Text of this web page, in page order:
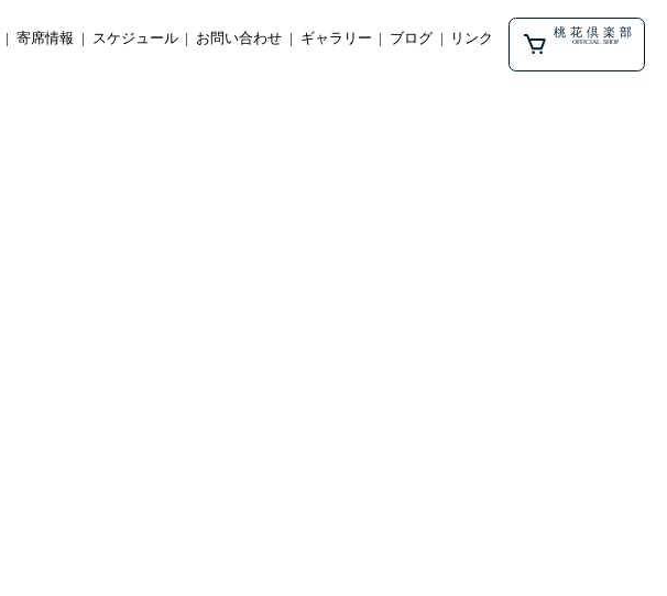
寄席情報 スケジュール お問い合わせ ギャラリー ブログ リンク 桃花倶楽部
OFFICIAL SHOP